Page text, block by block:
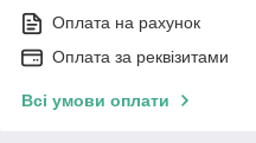
Оплата на рахунок
Оплата за реквізитами
Всі умови оплати